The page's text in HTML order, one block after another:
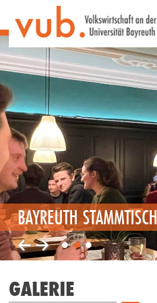
BAYREUTH STAMMTISCH
1 2 3
GALERIE